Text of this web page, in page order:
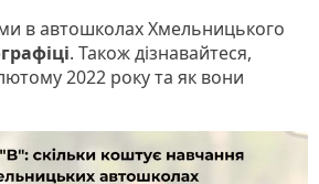
в автошколах Хмельницького
. Також дізнавайтеся,
2022 року та як вони